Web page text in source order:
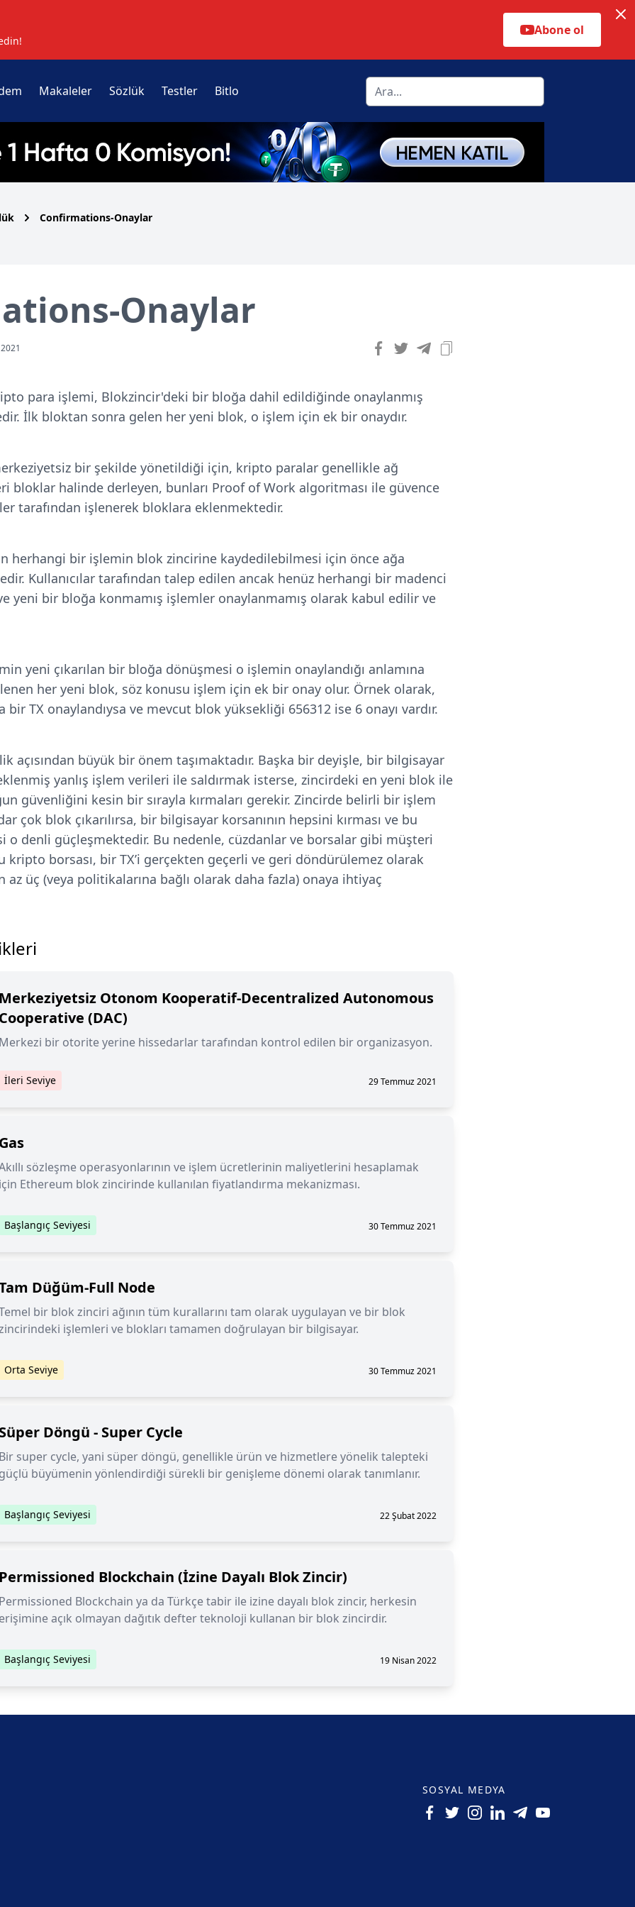
Abone ol
Makaleler Sözlük Testler Bitlo
Confirmations-Onaylar
Onaylar
para işlemi, Blokzincir'deki bir bloğa dahil edildiğinde onaylanmış
İlk bloktan sonra gelen her yeni blok, o işlem için ek bir onaydır.
bir şekilde yönetildiği için, kripto paralar genellikle ağ
bloklar halinde derleyen, bunları Proof of Work algoritması ile güvence
tarafından işlenerek bloklara eklenmektedir.
herhangi bir işlemin blok zincirine kaydedilebilmesi için önce ağa
Kullanıcılar tarafından talep edilen ancak henüz herhangi bir madenci
yeni bir bloğa konmamış işlemler onaylanmamış olarak kabul edilir ve
yeni çıkarılan bir bloğa dönüşmesi o işlemin onaylandığı anlamına
her yeni blok, söz konusu işlem için ek bir onay olur. Örnek olarak,
bir TX onaylandıysa ve mevcut blok yüksekliği 656312 ise 6 onayı vardır.
açısından büyük bir önem taşımaktadır. Başka bir deyişle, bir bilgisayar
yanlış işlem verileri ile saldırmak isterse, zincirdeki en yeni blok ile
güvenliğini kesin bir sırayla kırmaları gerekir. Zincirde belirli bir işlem
çok blok çıkarılırsa, bir bilgisayar korsanının hepsini kırması ve bu
o denli güçleşmektedir. Bu nedenle, cüzdanlar ve borsalar gibi müşteri
borsası, bir TX’i gerçekten geçerli ve geri döndürülemez olarak
üç (veya politikalarına bağlı olarak daha fazla) onaya ihtiyaç
Otonom Kooperatif-Decentralized Autonomous
(DAC)
bir otorite yerine hissedarlar tarafından kontrol edilen bir organizasyon.
İleri Seviye 29 Temmuz 2021
sözleşme operasyonlarının ve işlem ücretlerinin maliyetlerini hesaplamak
Ethereum blok zincirinde kullanılan fiyatlandırma mekanizması.
Başlangıç Seviyesi 30 Temmuz 2021
Düğüm-Full Node
bir blok zinciri ağının tüm kurallarını tam olarak uygulayan ve bir blok
işlemleri ve blokları tamamen doğrulayan bir bilgisayar.
Orta Seviye 30 Temmuz 2021
Döngü - Super Cycle
super cycle, yani süper döngü, genellikle ürün ve hizmetlere yönelik talepteki
büyümenin yönlendirdiği sürekli bir genişleme dönemi olarak tanımlanır.
Başlangıç Seviyesi 22 Şubat 2022
Blockchain (İzine Dayalı Blok Zincir)
Blockchain ya da Türkçe tabir ile izine dayalı blok zincir, herkesin
açık olmayan dağıtık defter teknoloji kullanan bir blok zincirdir.
Başlangıç Seviyesi 19 Nisan 2022
SOSYAL MEDYA